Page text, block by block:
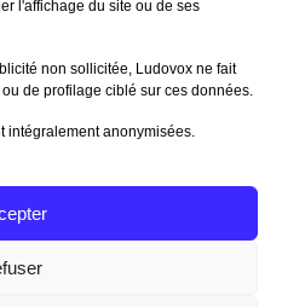
l'affichage du site ou de ses
non sollicitée, Ludovox ne fait
de profilage ciblé sur ces données.
intégralement anonymisées.
y a 1 jour
y a 2 jours
il y a 6 jours
80%